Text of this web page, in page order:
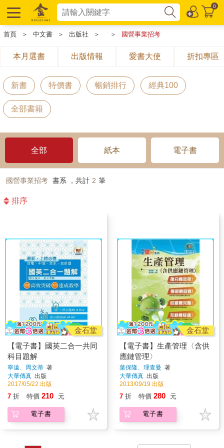
0
首頁 ＞ 中文書 ＞ 出版社 ＞ ＞ 國營事業招考
本月選書 出版情報 愛書大使 折扣專區
新書 特價書 暢銷排行 經典100
全部書籍
全部 紙本 電子書
國營事業招考 書系 ，共計 2 筆
排序
金石堂
【電子書】國英二合一共同
科目題解
寧遠、周文蒂 著
大華傳真 出版
2017/05/22 出版
7 折 特價 210 元
電子書
金石堂
【電子書】生產管理〈含供
應鏈管理〉
葉保隆、理查曼 著
大華傳真 出版
2013/09/19 出版
7 折 特價 280 元
電子書